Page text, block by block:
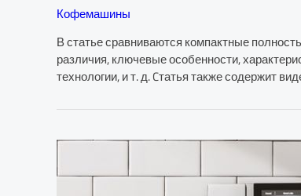
Кофемашины
В статье сравниваются компактные
различия, ключевые особенности,
технологии, и т. д. Cтатья также содержит